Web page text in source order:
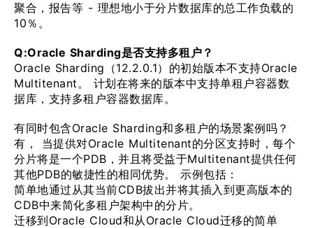
聚合，报告等 - 理想地小于分片数据库的总工作负载的
10％。
Q:Oracle Sharding是否支持多租户？
Oracle Sharding（12.2.0.1）的初始版本不支持Oracle
Multitenant。 计划在将来的版本中支持单租户容器数
据库，支持多租户容器数据库。
有同时包含Oracle Sharding和多租户的场景案例吗？
有， 当提供对Oracle Multitenant的分区支持时，每个
分片将是一个PDB，并且将受益于Multitenant提供任何
其他PDB的敏捷性的相同优势。 示例包括：
简单地通过从其当前CDB拔出并将其插入到更高版本的
CDB中来简化多租户架构中的分片。
迁移到Oracle Cloud和从Oracle Cloud迁移的简单